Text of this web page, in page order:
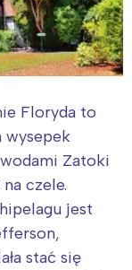
Floryda to
wysepek
Zatoki
czele.
jest
stać się